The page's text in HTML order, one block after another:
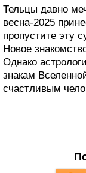
Тельцы давно
весна-2025
пропустите эту
Новое
Однако
знакам
счастливым